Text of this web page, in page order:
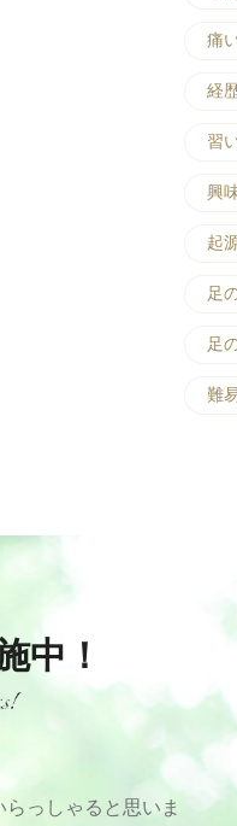
痛
経
習
興
起
足
足
難
中！
っしゃると思いま